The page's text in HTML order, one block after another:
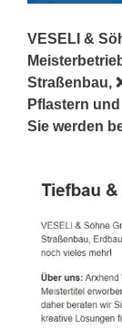
VESELI &
Straßenbau,
Pflastern
Sie werden